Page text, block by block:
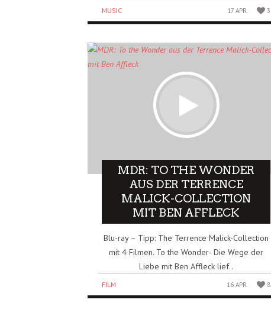
MUSIC 17 APR. 3
MDR: TO THE WONDER
AUS DER TERRENCE
MALICK-COLLECTION
MIT BEN AFFLECK
Blu-ray – Tipp: The Terrence Malick-Collection
mit 4 Filmen. To the Wonder- Die Wege der
Liebe mit Ben Affleck lief..
FILM 16 APR. 8